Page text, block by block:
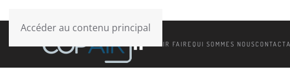
Accéder au contenu principal
SAVOIR FAIREQUI SOMMES NOUSCONTACT